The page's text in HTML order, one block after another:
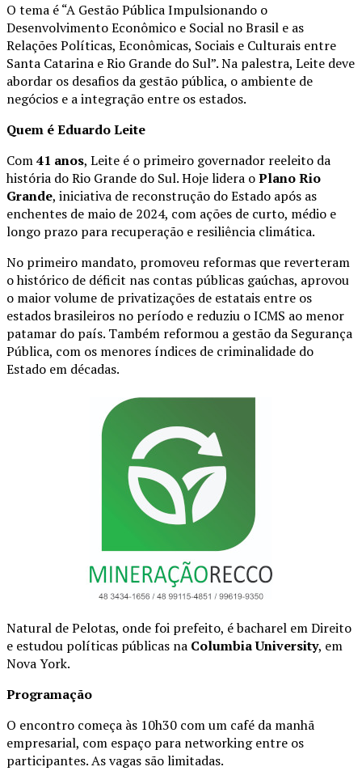
O tema é “A Gestão Pública Impulsionando o
Desenvolvimento Econômico e Social no Brasil e as
Relações Políticas, Econômicas, Sociais e Culturais entre
Santa Catarina e Rio Grande do Sul”. Na palestra, Leite deve
abordar os desafios da gestão pública, o ambiente de
negócios e a integração entre os estados.
Quem é Eduardo Leite
Com41 anos, Leite é o primeiro governador reeleito da
história do Rio Grande do Sul. Hoje lidera oPlano Rio
Grande, iniciativa de reconstrução do Estado após as
enchentes de maio de 2024, com ações de curto, médio e
longo prazo para recuperação e resiliência climática.
No primeiro mandato, promoveu reformas que reverteram
o histórico de déficit nas contas públicas gaúchas, aprovou
o maior volume de privatizações de estatais entre os
estados brasileiros no período e reduziu o ICMS ao menor
patamar do país. Também reformou a gestão da Segurança
Pública, com os menores índices de criminalidade do
Estado em décadas.
Natural de Pelotas, onde foi prefeito, é bacharel em Direito
e estudou políticas públicas na Columbia University, em
Nova York.
Programação
O encontro começa às 10h30 com um café da manhã
empresarial, com espaço para networking entre os
participantes. As vagas são limitadas.